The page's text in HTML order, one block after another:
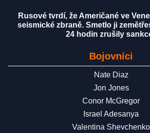
Rusové tvrdí, že Američané ve
seismické zbraně. Smetlo ji
24 hodin zrušily
Bojovníci
Nate Diaz
Jon Jones
Conor McGregor
Israel Adesanya
Valentina Shevchenko